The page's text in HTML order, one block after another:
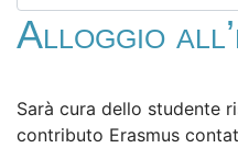
Alloggio
Sarà cura dello studente
contributo Erasmus